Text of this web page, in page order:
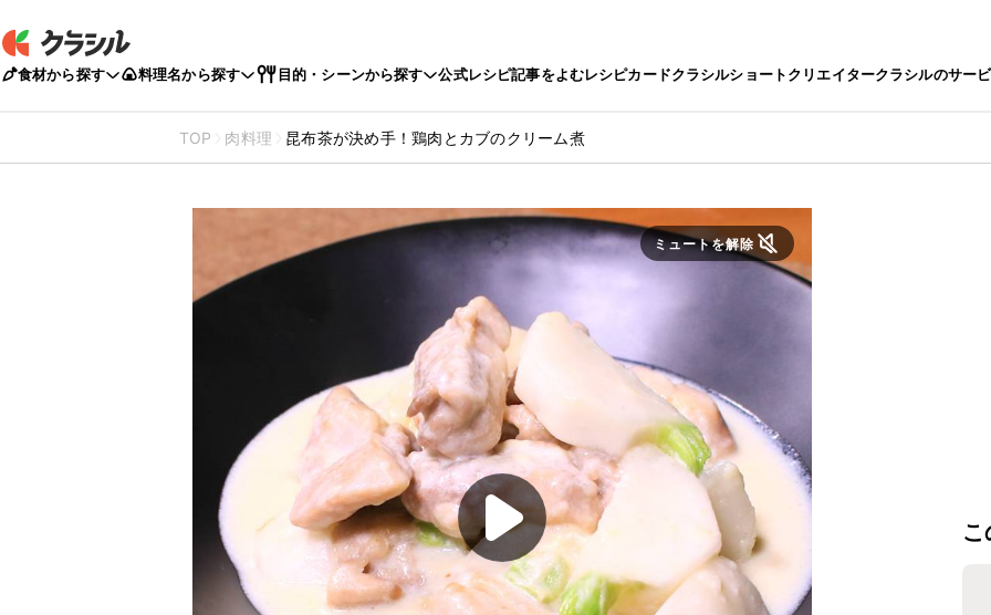
食材から探す 料理名から探す 目的・シーンから探す 公式レシピ記事をよむレシピカードクラシルショートクリエイタークラシルのサー
TOP 肉料理 昆布茶が決め手！鶏肉とカブのクリーム煮
ミュートを解除